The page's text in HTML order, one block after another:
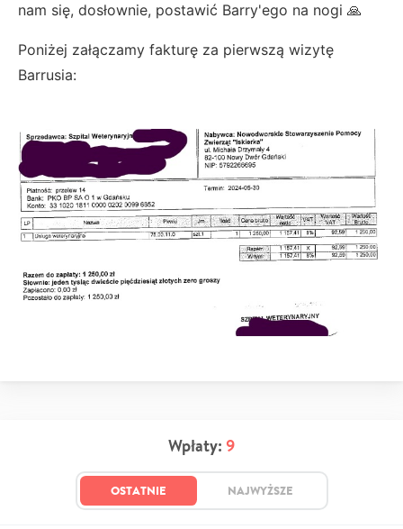
nam się, dosłownie, postawić Barry'ego na nogi 🙏
Poniżej załączamy fakturę za pierwszą wizytę
Barrusia:
Wpłaty: 9
OSTATNIE NAJWYŻSZE